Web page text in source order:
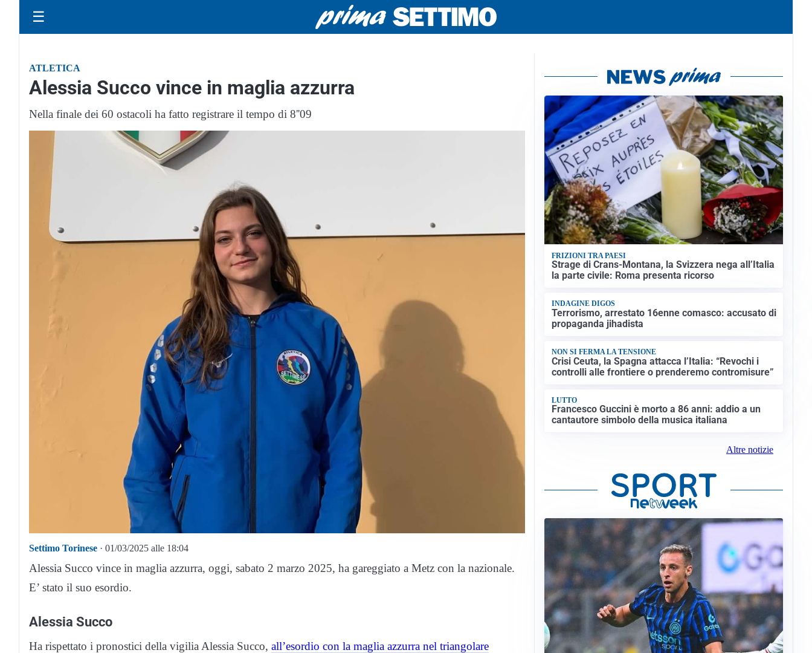
☰
ATLETICA
Alessia Succo vince in maglia azzurra
Nella finale dei 60 ostacoli ha fatto registrare il tempo di 8''09
Settimo Torinese · 01/03/2025 alle 18:04
Alessia Succo vince in maglia azzurra, oggi, sabato 2 marzo 2025, ha gareggiato a Metz con la nazionale.
E’ stato il suo esordio.
Alessia Succo
Ha rispettato i pronostici della vigilia Alessia Succo, all’esordio con la maglia azzurra nel triangolare
FRIZIONI TRA PAESI
Strage di Crans-Montana, la Svizzera nega all’Italia
la parte civile: Roma presenta ricorso
INDAGINE DIGOS
Terrorismo, arrestato 16enne comasco: accusato di
propaganda jihadista
NON SI FERMA LA TENSIONE
Crisi Ceuta, la Spagna attacca l’Italia: “Revochi i
controlli alle frontiere o prenderemo contromisure”
LUTTO
Francesco Guccini è morto a 86 anni: addio a un
cantautore simbolo della musica italiana
Altre notizie